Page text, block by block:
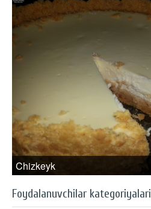
Chizkeyk
Foydalanuvchilar kategoriyalari